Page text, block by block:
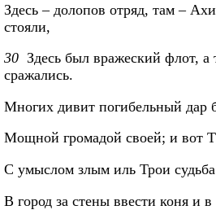
Здесь – долопов отряд, там –
стояли,
30 Здесь был вражеский флот, а
сражались.
Многих дивит погибельный дар
Мощной громадой своей; и вот
С умыслом злым иль Трои
В город за стены ввести коня и в